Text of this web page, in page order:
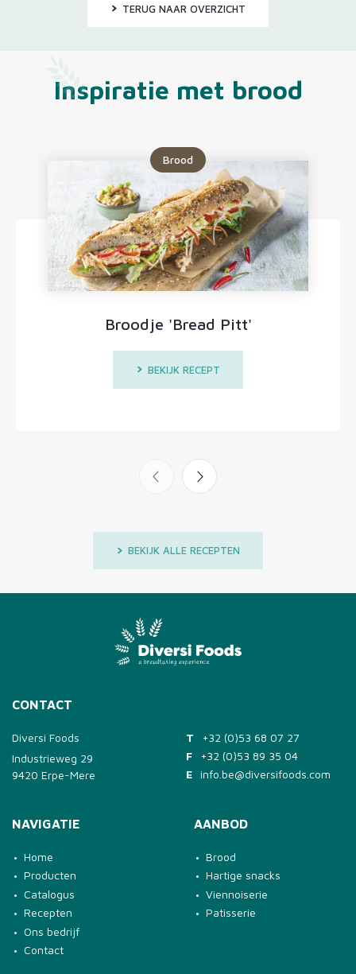
TERUG NAAR OVERZICHT
Inspiratie met brood
Brood
Broodje 'Bread Pitt'
BEKIJK RECEPT
BEKIJK ALLE RECEPTEN
CONTACT
Diversi Foods
Industrieweg 29
9420 Erpe-Mere
T
+32 (0)53 68 07 27
F
+32 (0)53 89 35 04
E info.be@diversifoods.com
NAVIGATIE
Home
Producten
Catalogus
Recepten
Ons bedrijf
Contact
AANBOD
Brood
Hartige snacks
Viennoiserie
Patisserie